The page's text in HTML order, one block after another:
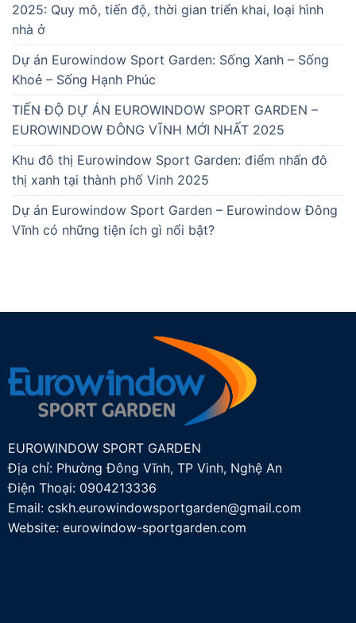
2025: Quy mô, tiến độ, thời gian triển khai, loại hình
nhà ở
Dự án Eurowindow Sport Garden: Sống Xanh – Sống
Khoẻ – Sống Hạnh Phúc
TIẾN ĐỘ DỰ ÁN EUROWINDOW SPORT GARDEN –
EUROWINDOW ĐÔNG VĨNH MỚI NHẤT 2025
Khu đô thị Eurowindow Sport Garden: điểm nhấn đô
thị xanh tại thành phố Vinh 2025
Dự án Eurowindow Sport Garden – Eurowindow Đông
Vĩnh có những tiện ích gì nổi bật?
EUROWINDOW SPORT GARDEN
Địa chỉ: Phường Đông Vĩnh, TP Vinh, Nghệ An
Điện Thoại: 0904213336
Email: cskh.eurowindowsportgarden@gmail.com
Website: eurowindow-sportgarden.com